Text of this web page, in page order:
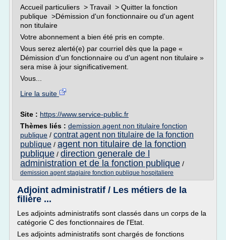
Accueil particuliers > Travail > Quitter la fonction
publique >Démission d'un fonctionnaire ou d'un agent
non titulaire
Votre abonnement a bien été pris en compte.
Vous serez alerté(e) par courriel dès que la page «
Démission d'un fonctionnaire ou d'un agent non titulaire »
sera mise à jour significativement.
Vous...
Lire la suite
Site : https://www.service-public.fr
Thèmes liés : demission agent non titulaire fonction
publique / contrat agent non titulaire de la fonction
publique / agent non titulaire de la fonction
publique / direction generale de l
administration et de la fonction publique /
demission agent stagiaire fonction publique hospitaliere
Adjoint administratif / Les métiers de la
filière ...
Les adjoints administratifs sont classés dans un corps de la
catégorie C des fonctionnaires de l'Etat.
Les adjoints administratifs sont chargés de fonctions